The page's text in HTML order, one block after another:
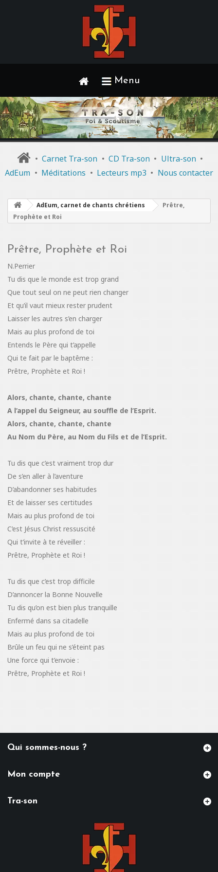
Menu
• Carnet Tra-son • CD Tra-son • Ultra-son •
AdEum • Méditations • Lecteurs mp3 • Nous contacter
AdEum, carnet de chants chrétiens
Prêtre,
Prophète et Roi
Prêtre, Prophète et Roi
N.Perrier
Tu dis que le monde est trop grand
Que tout seul on ne peut rien changer
Et qu’il vaut mieux rester prudent
Laisser les autres s’en charger
Mais au plus profond de toi
Entends le Père qui t’appelle
Qui te fait par le baptême :
Prêtre, Prophète et Roi !
Alors, chante, chante, chante
A l’appel du Seigneur, au souffle de l’Esprit.
Alors, chante, chante, chante
Au Nom du Père, au Nom du Fils et de l’Esprit.
Tu dis que c’est vraiment trop dur
De s’en aller à l’aventure
D’abandonner ses habitudes
Et de laisser ses certitudes
Mais au plus profond de toi
C’est Jésus Christ ressuscité
Qui t’invite à te réveiller :
Prêtre, Prophète et Roi !
Tu dis que c’est trop difficile
D’annoncer la Bonne Nouvelle
Tu dis qu’on est bien plus tranquille
Enfermé dans sa citadelle
Mais au plus profond de toi
Brûle un feu qui ne s’éteint pas
Une force qui t’envoie :
Prêtre, Prophète et Roi !
Qui sommes-nous ?
Mon compte
Tra-son